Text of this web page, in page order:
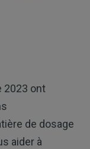
2023 ont
de dosage
aider à